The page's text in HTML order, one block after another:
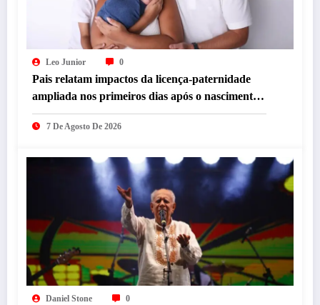
Leo Junior 0
Pais relatam impactos da licença-paternidade
ampliada nos primeiros dias após o nascimento
dos filhos
7 De Agosto De 2026
Daniel Stone 0